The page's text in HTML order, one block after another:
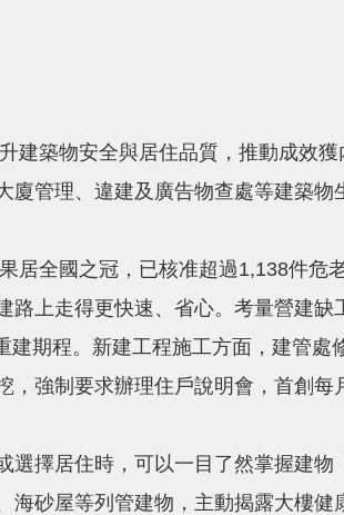
築物安全與居住品質，推動成效獲
管理、違建及廣告物查處等建築物
全國之冠，已核准超過1,138件危
上走得更快速、省心。考量營建缺
期程。新建工程施工方面，建管處
強制要求辦理住戶說明會，首創每
擇居住時，可以一目了然掌握建物
砂屋等列管建物，主動揭露大樓健